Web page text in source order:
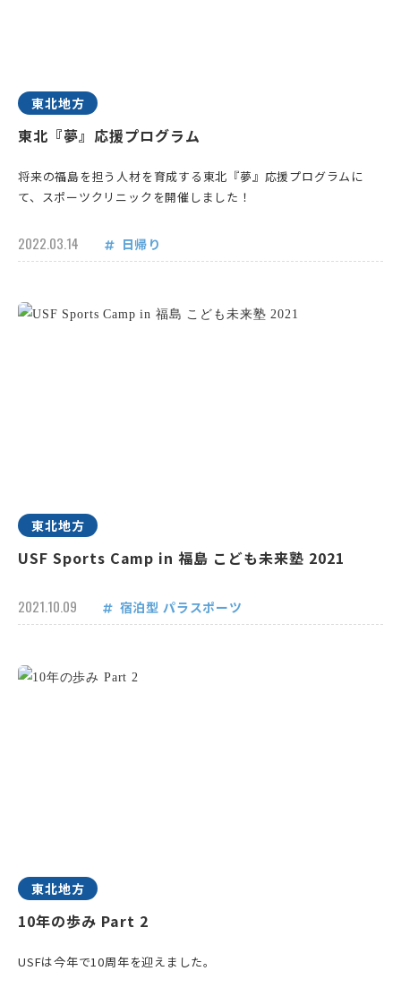
東北地方
東北『夢』応援プログラム
将来の福島を担う人材を育成する東北『夢』応援プログラムに
て、スポーツクリニックを開催しました！
2022.03.14 日帰り
東北地方
USF Sports Camp in 福島 こども未来塾 2021
2021.10.09 宿泊型 パラスポーツ
東北地方
10年の歩み Part 2
USFは今年で10周年を迎えました。